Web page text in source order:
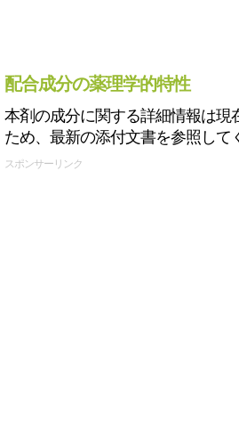
配合成分の薬理学的特性
本剤の成分に関する詳細情報は現
ため、最新の添付文書を参照して
スポンサーリンク